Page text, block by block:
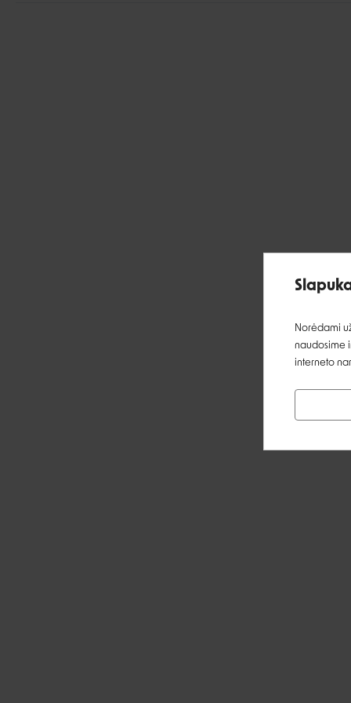
Norėdami
naudosime
interneto